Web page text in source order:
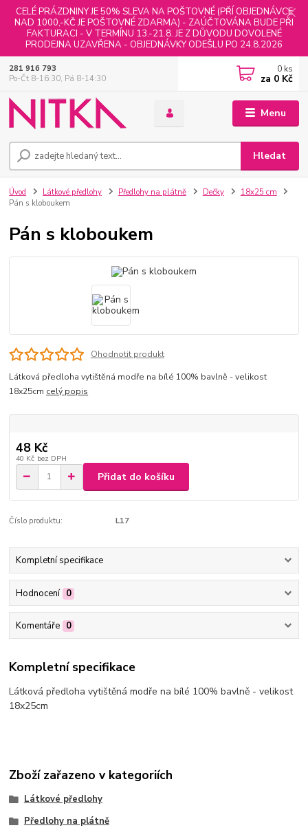
CELÉ PRÁZDNINY JE 50% SLEVA NA POŠTOVNÉ (PŘÍ OBJEDNÁVCE
NAD 1000,-KČ JE POŠTOVNÉ ZDARMA) - ZAÚČTOVÁNA BUDE PŘI
FAKTURACI - V TERMÍNU 13.-21.8. JE Z DŮVODU DOVOLENÉ
PRODEJNA UZAVŘENA - OBJEDNÁVKY ODEŠLU PO 24.8.2026
Menu
Hledat
281 916 793
Po-Čt 8-16:30, Pá 8-14:30
0 ks
za 0 Kč
Úvod Látkové předlohy Předlohy na plátně Dečky
18x25 cm
Pán s kloboukem
Pán s kloboukem
Ohodnotit produkt
Látková předloha vytištěná modře na bílé 100% bavlně - velikost
18x25cm celý popis
48 Kč
40 Kč bez DPH
Přidat do košíku
Číslo produktu: L17
Kompletní specifikace
Hodnocení 0
Komentáře 0
Kompletní specifikace
Látková předloha vytištěná modře na bílé 100% bavlně - velikost
18x25cm
Zboží zařazeno v kategoriích
Látkové předlohy
Předlohy na plátně